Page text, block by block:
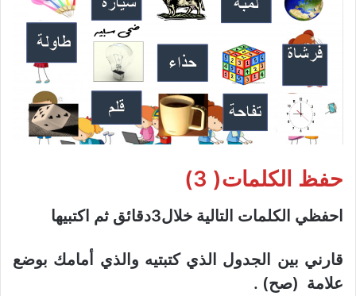
حفظ الكلمات( 3)
احفظي الكلمات التالية خلال3دقائق ثم اكتبيها
قارني بين الجدول الذي كتبتيه والذي أمامك بوضع
علامة (صح) .